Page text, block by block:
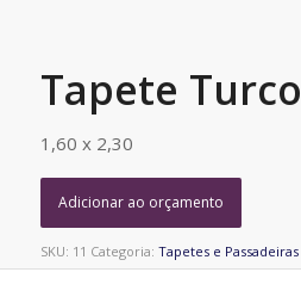
Tapete Turco
1,60 x 2,30
Adicionar ao orçamento
SKU: 11 Categoria: Tapetes e Passadeiras